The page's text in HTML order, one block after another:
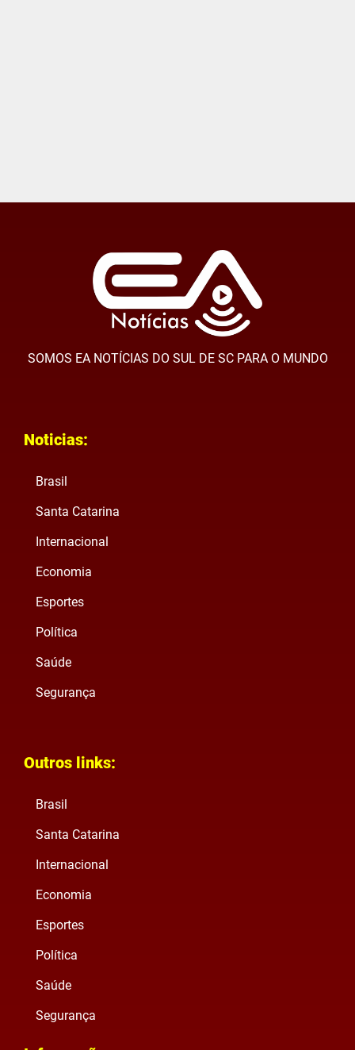
SOMOS EA NOTÍCIAS DO SUL DE SC PARA O MUNDO
Noticias:
Brasil
Santa Catarina
Internacional
Economia
Esportes
Política
Saúde
Segurança
Outros links:
Brasil
Santa Catarina
Internacional
Economia
Esportes
Política
Saúde
Segurança